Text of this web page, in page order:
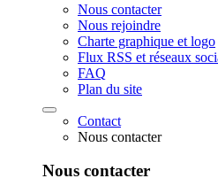
Nous contacter
Nous rejoindre
Charte graphique et logo
Flux RSS et réseaux
FAQ
Plan du site
Contact
Nous contacter
Nous contacter